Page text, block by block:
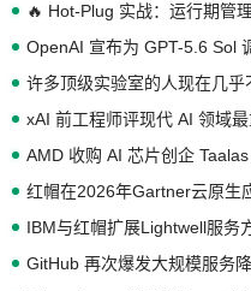
🔥 Hot-Plug 实战：运行期管
OpenAI 宣布为 GPT-5.6 Sol
许多顶级实验室的人现在几乎
xAI 前工程师评现代 AI 领域
红帽在2026年Gartner云原生
GitHub 再次爆发大规模服务